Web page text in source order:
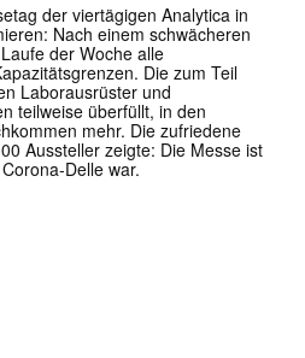
der viertägigen Analytica in
Nach einem schwächeren
der Woche alle
Die zum Teil
Laborausrüster und
teilweise überfüllt, in den
mehr. Die zufriedene
Aussteller zeigte: Die Messe ist
Delle war.